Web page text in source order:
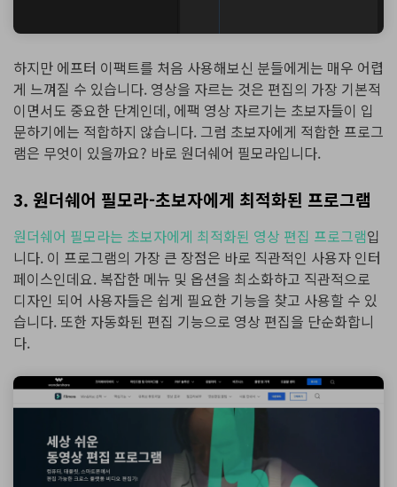
하지만 에프터 이팩트를 처음 사용해보신 분들에게는 매우 어렵
게 느껴질 수 있습니다. 영상을 자르는 것은 편집의 가장 기본적
이면서도 중요한 단계인데, 에팩 영상 자르기는 초보자들이 입
문하기에는 적합하지 않습니다. 그럼 초보자에게 적합한 프로그
램은 무엇이 있을까요? 바로 원더쉐어 필모라입니다.
3. 원더쉐어 필모라-초보자에게 최적화된 프로그램
원더쉐어 필모라는 초보자에게 최적화된 영상 편집 프로그램입
니다. 이 프로그램의 가장 큰 장점은 바로 직관적인 사용자 인터
페이스인데요. 복잡한 메뉴 및 옵션을 최소화하고 직관적으로
디자인 되어 사용자들은 쉽게 필요한 기능을 찾고 사용할 수 있
습니다. 또한 자동화된 편집 기능으로 영상 편집을 단순화합니
다.